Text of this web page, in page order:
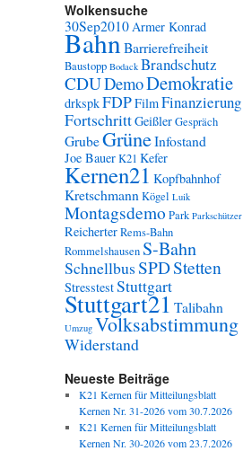
Wolkensuche
30Sep2010Armer Konrad
BahnBarrierefreiheit
Baustopp Bodack Brandschutz
CDUDemoDemokratie
drkspkFDPFilmFinanzierung
FortschrittGeißlerGespräch
GrubeGrüneInfostand
Joe BauerK21 Kefer
Kernen21 Kopfbahnhof
Kretschmann Kögel Luik
Montagsdemo Park Parkschützer
ReicherterRems-Bahn
Rommelshausen S-Bahn
SchnellbusSPDStetten
StresstestStuttgart
Stuttgart21 Talibahn
Umzug Volksabstimmung
Widerstand
Neueste Beiträge
K21 Kernen für Mitteilungsblatt
Kernen Nr. 31-2026 vom 30.7.2026
K21 Kernen für Mitteilungsblatt
Kernen Nr. 30-2026 vom 23.7.2026